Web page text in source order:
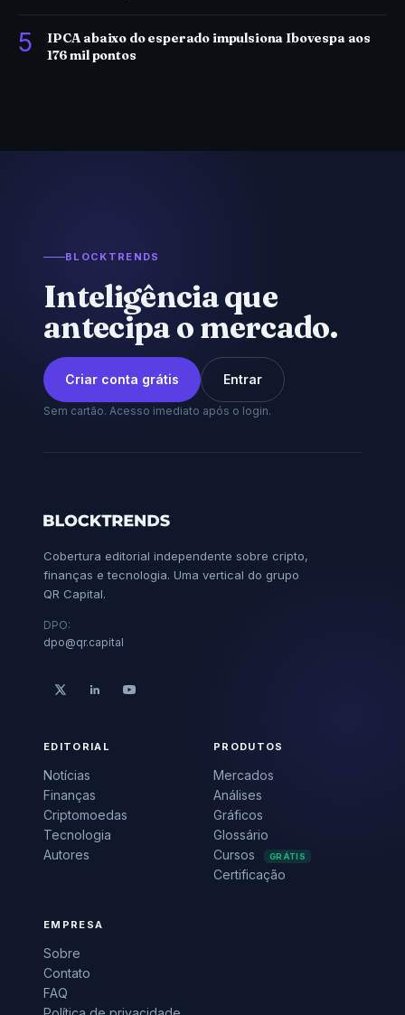
5
IPCA abaixo do esperado impulsiona Ibovespa aos
176 mil pontos
BLOCKTRENDS
Inteligência que
antecipa o mercado.
Criar conta grátis Entrar
Sem cartão. Acesso imediato após o login.
Cobertura editorial independente sobre cripto,
finanças e tecnologia. Uma vertical do grupo
QR Capital.
DPO:
dpo@qr.capital
EDITORIAL
Notícias
Finanças
Criptomoedas
Tecnologia
Autores
PRODUTOS
Mercados
Análises
Gráficos
Glossário
Cursos
GRÁTIS
Certificação
EMPRESA
Sobre
Contato
FAQ